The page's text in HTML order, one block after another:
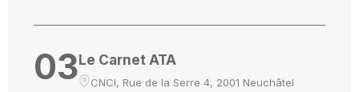
03Le Carnet ATA
CNCI, Rue de la Serre 4, 2001 Neuchâtel